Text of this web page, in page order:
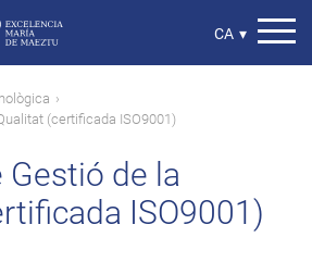
Select
CA ▾
(certificada ISO9001)
de la
ISO9001)